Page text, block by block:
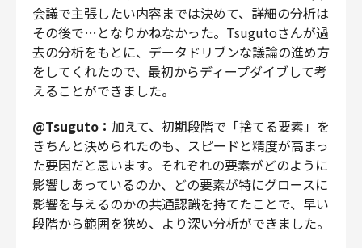
会議で主張したい内容までは決めて、詳細の分析は
その後で…となりかねなかった。Tsugutoさんが過
去の分析をもとに、データドリブンな議論の進め方
をしてくれたので、最初からディープダイブして考
えることができました。
@Tsuguto： 加えて、初期段階で「捨てる要素」を
きちんと決められたのも、スピードと精度が高まっ
た要因だと思います。それぞれの要素がどのように
影響しあっているのか、どの要素が特にグロースに
影響を与えるのかの共通認識を持てたことで、早い
段階から範囲を狭め、より深い分析ができました。